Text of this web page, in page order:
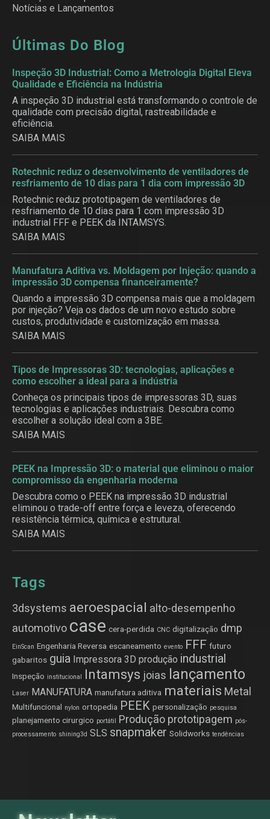
Notícias e Lançamentos
Últimas Do Blog
Inspeção 3D Industrial: Como a Metrologia Digital Eleva
Qualidade e Eficiência na Indústria
A inspeção 3D industrial está transformando o controle de
qualidade com precisão digital, rastreabilidade e
eficiência.
SAIBA MAIS
Rotechnic reduz o desenvolvimento de ventiladores de
resfriamento de 10 dias para 1 dia com impressão 3D
Rotechnic reduz prototipagem de ventiladores de
resfriamento de 10 dias para 1 com impressão 3D
industrial FFF e PEEK da INTAMSYS.
SAIBA MAIS
Manufatura Aditiva vs. Moldagem por Injeção: quando a
impressão 3D compensa financeiramente?
Quando a impressão 3D compensa mais que a moldagem
por injeção? Veja os dados de um novo estudo sobre
custos, produtividade e customização em massa.
SAIBA MAIS
Tipos de Impressoras 3D: tecnologias, aplicações e
como escolher a ideal para a indústria
Conheça os principais tipos de impressoras 3D, suas
tecnologias e aplicações industriais. Descubra como
escolher a solução ideal com a 3BE.
SAIBA MAIS
PEEK na Impressão 3D: o material que eliminou o maior
compromisso da engenharia moderna
Descubra como o PEEK na impressão 3D industrial
eliminou o trade-off entre força e leveza, oferecendo
resistência térmica, química e estrutural.
SAIBA MAIS
Tags
3dsystems aeroespacial alto-desempenho
automotivo case cera-perdida CNC digitalização dmp
EinScan Engenharia Reversa escaneamento evento FFF futuro
gabaritos guia Impressora 3D produção industrial
Inspeção institucional Intamsys joias lançamento
Laser MANUFATURA manufatura aditiva materiais Metal
Multifuncional nylon ortopedia PEEK personalização pesquisa
planejamento cirurgico portátil Produção prototipagem pós-
processamento shining3d SLS snapmaker Solidworks tendências